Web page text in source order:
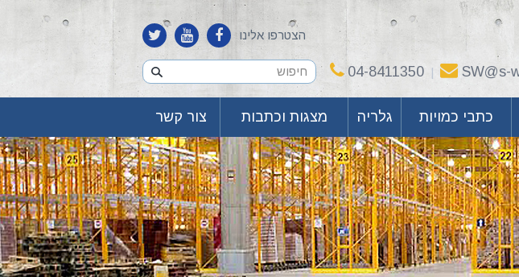
הצטרפו אלינו
04-8411350 | SW@s-
כתבי כמויות גלריה מצגות וכתבות צור קשר